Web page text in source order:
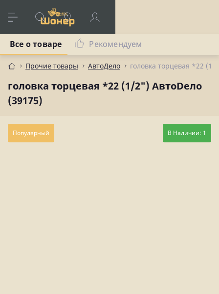
Прочие товары АвтоДело головка торцевая *22 (1/
головка торцевая *22 (1/2") АвтоDело
(39175)
Все о товаре Рекомендуем
Популярный В Наличии: 1